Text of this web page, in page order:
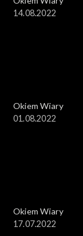
14.08.2022
Okiem Wiary
01.08.2022
Okiem Wiary
17.07.2022